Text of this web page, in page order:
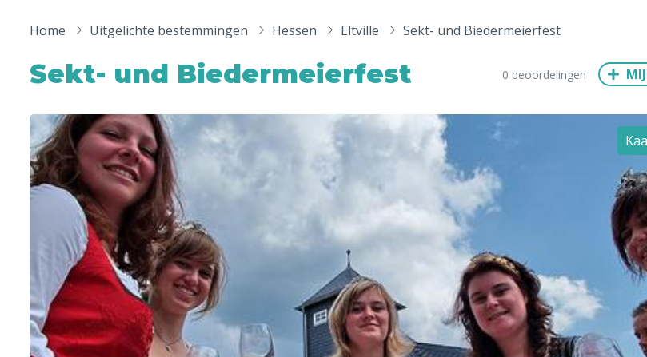
Europa
Andere wereldsteden
Uitgelichte bestemmingen
Florence
Dublin Hong Kong München Wenen Budapest
Home Uitgelichte bestemmingen Hessen Eltville Sekt- und Biedermeierfest
Sekt- und Biedermeierfest 0 beoordelingen